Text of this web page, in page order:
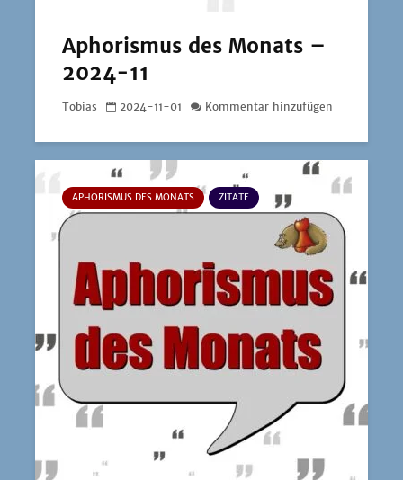
Aphorismus des Monats –
2024-11
Tobias 2024-11-01 Kommentar hinzufügen
APHORISMUS DES MONATS ZITATE